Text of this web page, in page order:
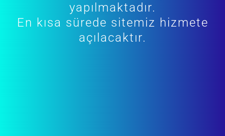
yapılmaktadır.
En kısa sürede sitemiz hizmete
açılacaktır.